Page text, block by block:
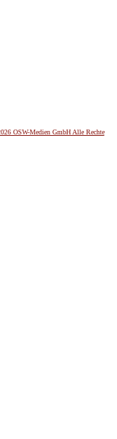
OSW-Medien GmbH Alle Rechte